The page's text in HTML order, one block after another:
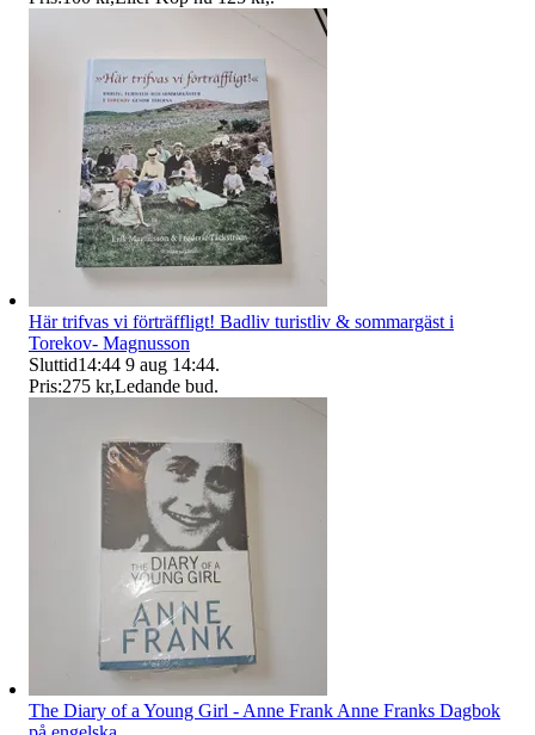
Här trifvas vi förträffligt! Badliv turistliv & sommargäst i
Torekov- Magnusson
Sluttid14:44 9 aug 14:44.
Pris:275 kr,Ledande bud.
The Diary of a Young Girl - Anne Frank Anne Franks Dagbok